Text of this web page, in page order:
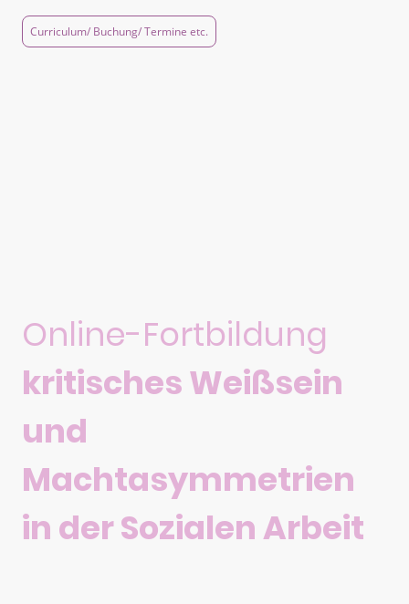
Curriculum/ Buchung/ Termine etc.
Online-Fortbildung
kritisches Weißsein
und
Machtasymmetrien
in der Sozialen Arbeit